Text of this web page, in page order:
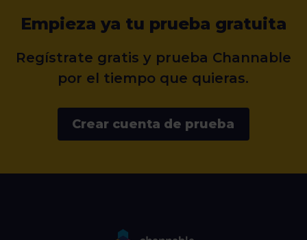
Empieza ya tu prueba gratuita
Regístrate gratis y prueba Channable
por el tiempo que quieras.
Crear cuenta de prueba